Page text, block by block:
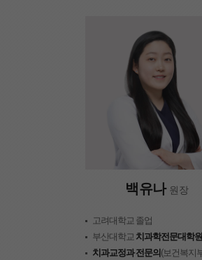
백유나 원장
고려대학교 졸업
부산대학교 치과학전문대학원
치과교정과 전문의 (보건복지